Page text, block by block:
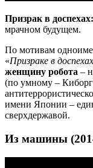
Призрак в доспехах:
мрачном будущем.
По мотивам
«Призраке в
женщину робота –
(по умному –
имени Японии –
сверхдержавой.
Из машины